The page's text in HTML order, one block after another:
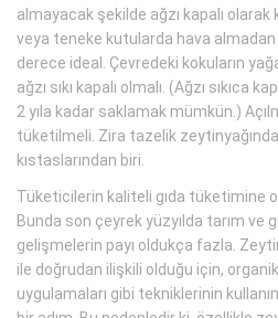
almayacak şekilde ağzı kapalı
veya teneke kutularda hava
derece ideal. Çevredeki kokuların
ağzı sıkı kapalı olmalı. (Ağzı sıkıca
2 yıla kadar saklamak mümkün.)
tüketilmeli. Zira tazelik
kıstaslarından biri.
Tüketicilerin kaliteli gıda tüketimine
Bunda son çeyrek yüzyılda tarım ve
gelişmelerin payı oldukça fazla.
ile doğrudan ilişkili olduğu için,
uygulamaları gibi tekniklerinin